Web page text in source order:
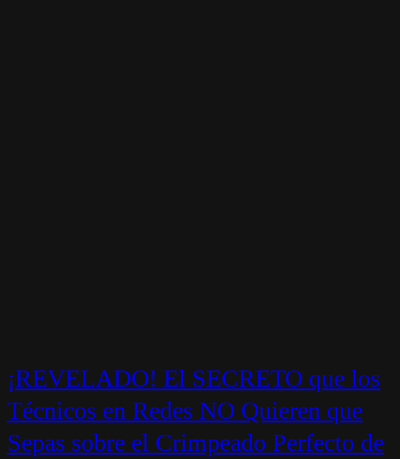
¡REVELADO! El SECRETO que los
Técnicos en Redes NO Quieren que
Sepas sobre el Crimpeado Perfecto de